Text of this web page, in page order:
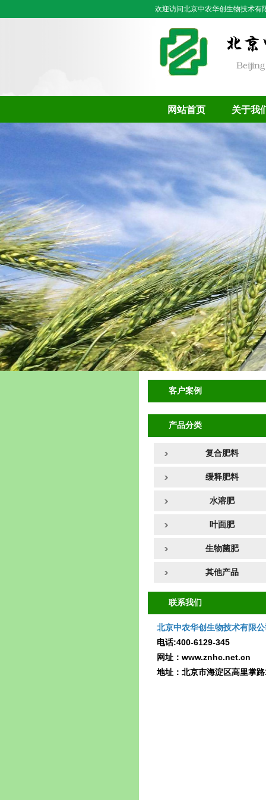
欢迎访问北京中农华创生物技术有
网站首页 关于我
客户案例
产品分类
复合肥料
缓释肥料
水溶肥
叶面肥
生物菌肥
其他产品
联系我们
北京中农华创生物技术有限
电话:400-6129-345
网址：www.znhc.net.cn
地址：北京市海淀区高里掌